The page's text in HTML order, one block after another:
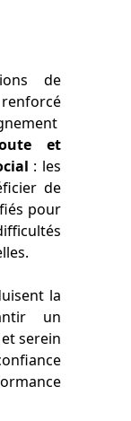
de
et
: les
de
pour
la
un
serein